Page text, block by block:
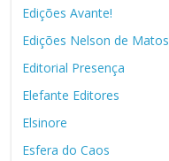
Edições Avante!
Edições Nelson de Matos
Editorial Presença
Elefante Editores
Elsinore
Esfera do Caos